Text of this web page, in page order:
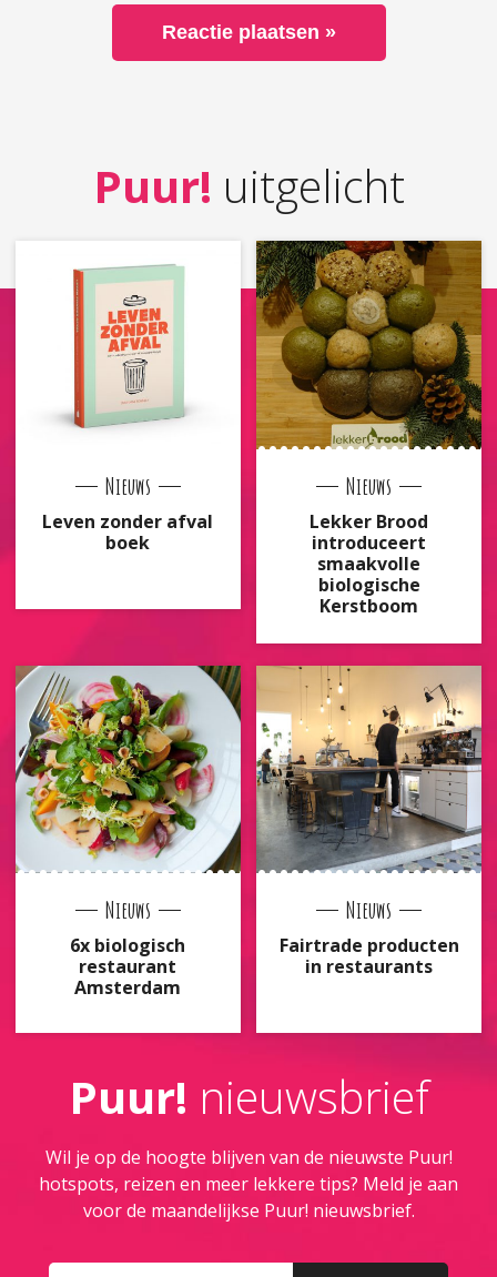
Puur! uitgelicht
Nieuws
Leven zonder afval
boek
Nieuws
Lekker Brood
introduceert
smaakvolle
biologische
Kerstboom
Nieuws
6x biologisch
restaurant
Amsterdam
Nieuws
Fairtrade producten
in restaurants
Puur! nieuwsbrief
Wil je op de hoogte blijven van de nieuwste Puur!
hotspots, reizen en meer lekkere tips? Meld je aan
voor de maandelijkse Puur! nieuwsbrief.